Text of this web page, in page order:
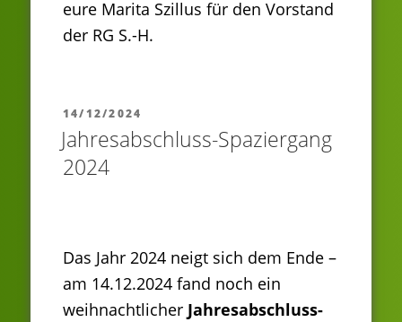
eure Marita Szillus für den Vorstand
der RG S.-H.
VERÖFFENTLICHT
AM
14/12/2024
Jahresabschluss-Spaziergang
2024
Das Jahr 2024 neigt sich dem Ende –
am 14.12.2024 fand noch ein
weihnachtlicher Jahresabschluss-